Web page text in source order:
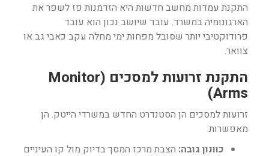
התקנת עמדות מחשב חדשות היא הזדמנות פז לשפר את
הארגונומיה במשרד. עובד שיושב נכון הוא עובד
פרודוקטיבי יותר שסובל מפחות ימי מחלה עקב כאבי גב או
צוואר.
התקנת זרועות למסכים (Monitor
Arms)
זרועות למסכים הן הסטנדרט החדש במשרדי הייטק. הן
מאפשרות:
כוונון גובה: הצבת מרכז המסך בדיוק מול קו העיניים